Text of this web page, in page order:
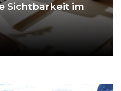
Sichtbarkeit im